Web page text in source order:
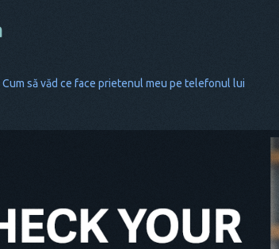
Cum să văd ce face prietenul meu pe telefonul lui